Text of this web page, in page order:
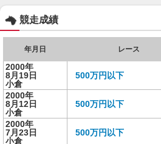
競走成績
年月日 レース
2000年
8月19日
小倉
500万円以下
2000年
8月12日
小倉
500万円以下
2000年
7月23日
小倉
500万円以下